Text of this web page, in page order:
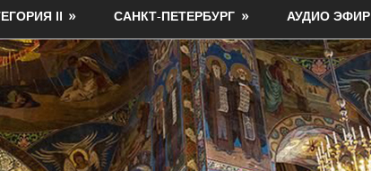
II САНКТ-ПЕТЕРБУРГ АУДИО ЭФИР